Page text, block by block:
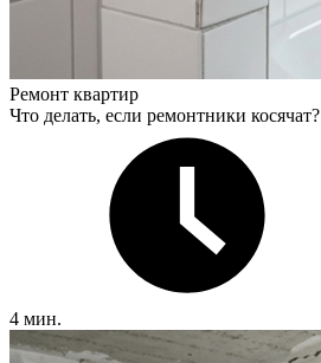
Ремонт квартир
Что делать, если ремонтники косячат?
4 мин.